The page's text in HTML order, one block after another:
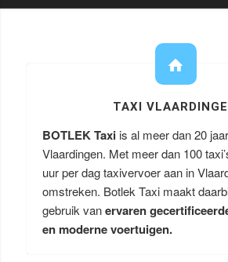
TAXI
BOTLEK Taxi is al meer dan 20
Vlaardingen. Met meer dan 100
uur per dag taxivervoer aan in
omstreken. Botlek Taxi maakt
gebruik vanervaren
en moderne voertuigen.